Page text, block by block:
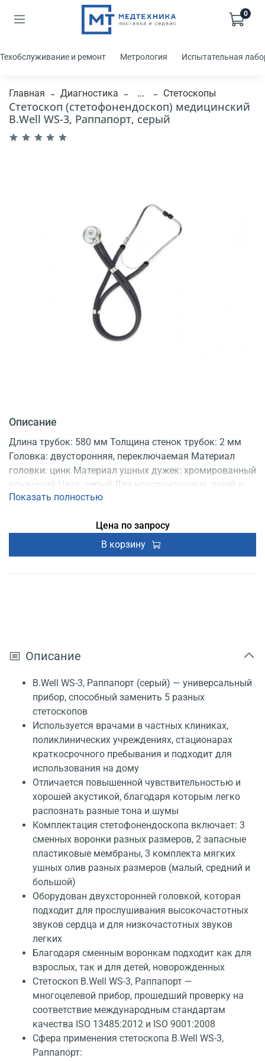
0
Техобслуживание и ремонт Метрология Испытательная
Главная Диагностика ... Стетоскопы
Стетоскоп (стетофонендоскоп) медицинский
B.Well WS-3, Раппапорт, серый
Описание
Длина трубок: 580 мм Толщина стенок трубок: 2 мм
Головка: двусторонняя, переключаемая Материал
головки: цинк Материал ушных дужек: хромированный
алюминий Цвет: серый Для новорожденных, детей и
взрослых Двойная система трубок Запасные ушные
Регистрационное удостоверение
Показать полностью
Цена по запросу
В корзину
Описание
B.Well WS-3, Раппапорт (серый) — универсальный
прибор, способный заменить 5 разных
стетоскопов
Используется врачами в частных клиниках,
поликлинических учреждениях, стационарах
краткосрочного пребывания и подходит для
использования на дому
Отличается повышенной чувствительностью и
хорошей акустикой, благодаря которым легко
распознать разные тона и шумы
Комплектация стетофонендоскопа включает: 3
сменных воронки разных размеров, 2 запасные
пластиковые мембраны, 3 комплекта мягких
ушных олив разных размеров (малый, средний и
большой)
Оборудован двухсторонней головкой, которая
подходит для прослушивания высокочастотных
звуков сердца и для низкочастотных звуков
легких
Благодаря сменным воронкам подходит как для
взрослых, так и для детей, новорожденных
Стетоскоп B.Well WS-3, Раппапорт —
многоцелевой прибор, прошедший проверку на
соответствие международным стандартам
качества ISO 13485:2012 и ISO 9001:2008
Сфера применения стетоскопа B.Well WS-3,
Раппапорт: